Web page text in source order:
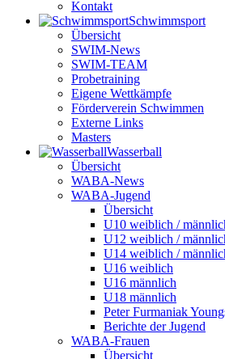
Kontakt
Schwimm­sport
Übersicht
SWIM-News
SWIM-TEAM
Probe­training
Eigene Wettkämpfe
Förderverein Schwimmen
Externe Links
Masters
Wasser­ball
Übersicht
WABA-News
WABA-Jugend
Übersicht
U10 weiblich /
U12 weiblich /
U14 weiblich /
U16 weiblich
U16 männlich
U18 männlich
Peter Furmaniak
Berichte der Jugend
WABA-Frauen
Übersicht